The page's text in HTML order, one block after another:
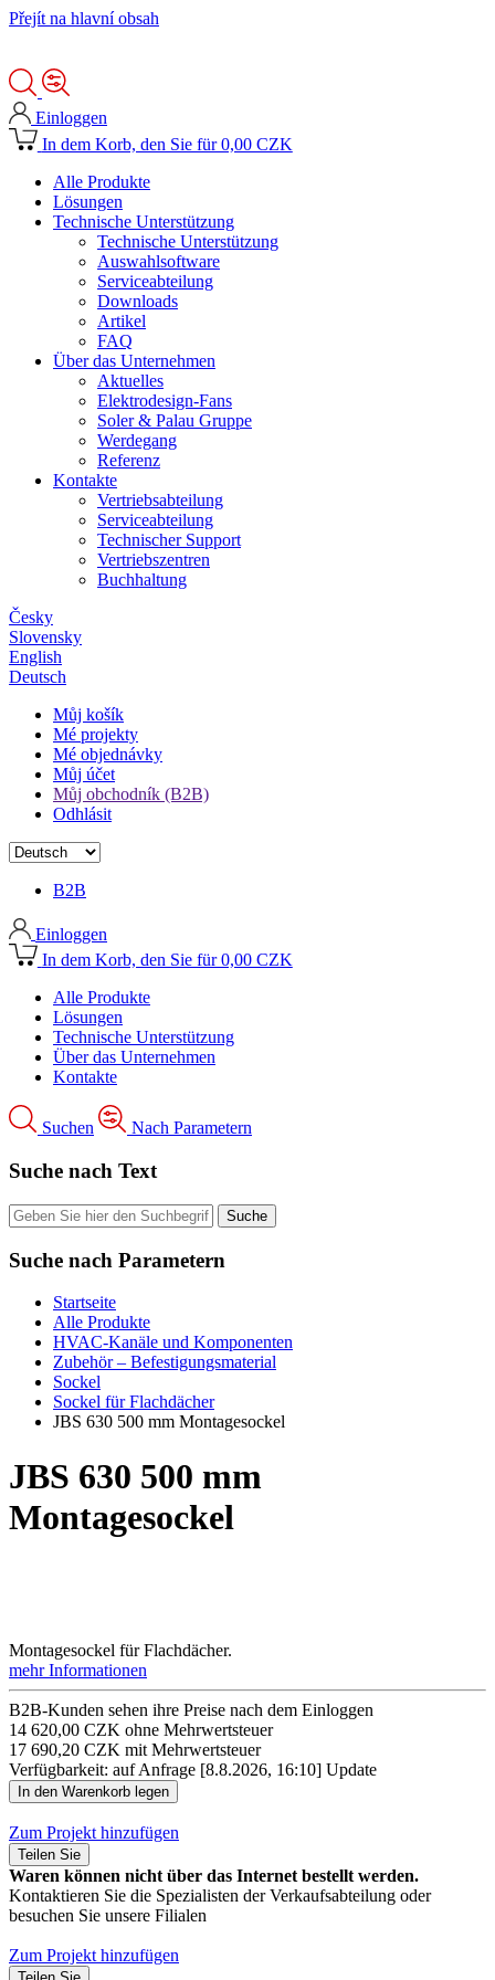
Přejít na hlavní obsah
Einloggen
In dem Korb, den Sie für 0,00 CZK
Alle Produkte
Lösungen
Technische Unterstützung
Technische Unterstützung
Auswahlsoftware
Serviceabteilung
Downloads
Artikel
FAQ
Über das Unternehmen
Aktuelles
Elektrodesign-Fans
Soler & Palau Gruppe
Werdegang
Referenz
Kontakte
Vertriebsabteilung
Serviceabteilung
Technischer Support
Vertriebszentren
Buchhaltung
Česky
Slovensky
English
Deutsch
Můj košík
Mé projekty
Mé objednávky
Můj účet
Můj obchodník (B2B)
Odhlásit
B2B
Einloggen
In dem Korb, den Sie für 0,00 CZK
Alle Produkte
Lösungen
Technische Unterstützung
Über das Unternehmen
Kontakte
Suchen Nach Parametern
Suche nach Text
Suche nach Parametern
Startseite
Alle Produkte
HVAC-Kanäle und Komponenten
Zubehör – Befestigungsmaterial
Sockel
Sockel für Flachdächer
JBS 630 500 mm Montagesockel
JBS 630 500 mm
Montagesockel
Montagesockel für Flachdächer.
mehr Informationen
B2B-Kunden sehen ihre Preise nach dem Einloggen
14 620,00 CZK ohne Mehrwertsteuer
17 690,20 CZK mit Mehrwertsteuer
Verfügbarkeit: auf Anfrage [8.8.2026, 16:10] Update
Zum Projekt hinzufügen
Teilen Sie
Waren können nicht über das Internet bestellt werden.
Kontaktieren Sie die Spezialisten der Verkaufsabteilung oder
besuchen Sie unsere Filialen
Zum Projekt hinzufügen